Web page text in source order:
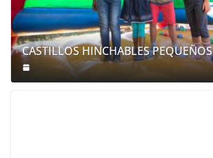
CASTILLOS HINCHABLES PEQUEÑOS